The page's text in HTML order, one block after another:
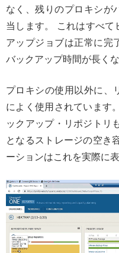
なく、残りのプロキシが
当します。 これはすべて
アップジョブは正常に完
バックアップ時間が長くな
プロキシの使用以外に、
によく使用されています
ックアップ・リポジトリ
となるストレージの空き
ーションはこれを実際に表